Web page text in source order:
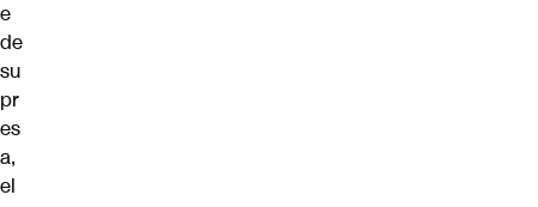
e
de
su
pr
es
a,
el